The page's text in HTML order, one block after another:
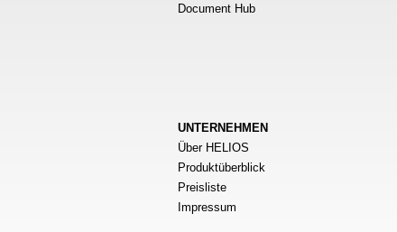
Document Hub
UNTERNEHMEN
Über HELIOS
Produktüberblick
Preisliste
Impressum